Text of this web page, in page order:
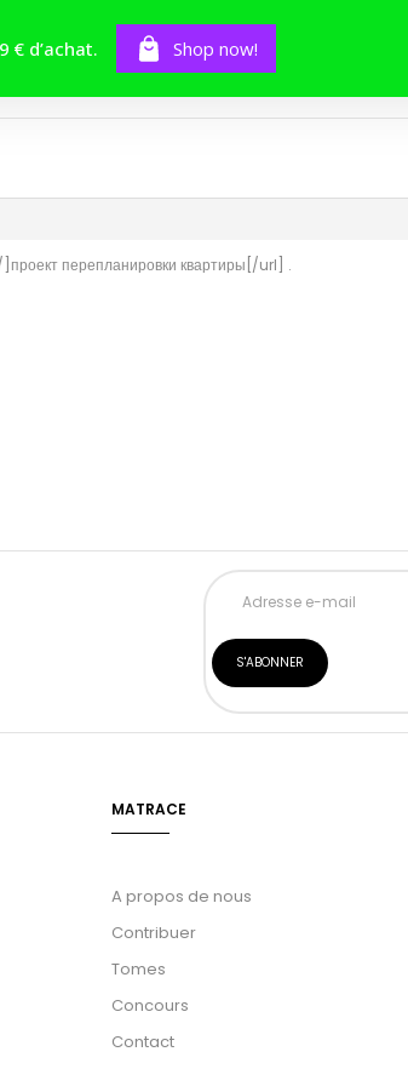
€ d’achat. Shop now!
перепланировки квартиры[/url] .
MATRACE
A propos de nous
Contribuer
Tomes
Concours
Contact